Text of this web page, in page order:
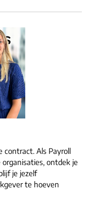
Als Payroll
ontdek je
je jezelf
te hoeven